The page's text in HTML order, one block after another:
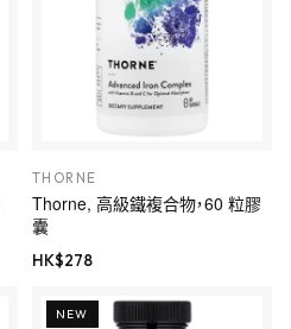
THORNE
Thorne, 高級鐵複合物，60 粒膠
囊
HK$278
NEW